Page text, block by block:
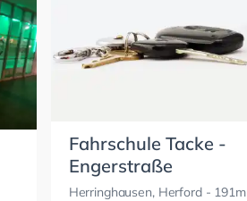
Fahrschule Tacke -
Engerstraße
Herringhausen, Herford- 191m